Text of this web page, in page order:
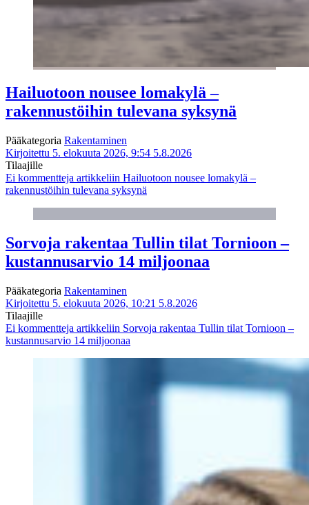
Hailuotoon nousee lomakylä –
rakennustöihin tulevana syksynä
Pääkategoria Rakentaminen
Kirjoitettu 5. elokuuta 2026, 9:54 5.8.2026
Tilaajille
Ei kommentteja artikkeliin Hailuotoon nousee lomakylä –
rakennustöihin tulevana syksynä
Sorvoja rakentaa Tullin tilat Tornioon –
kustannusarvio 14 miljoonaa
Pääkategoria Rakentaminen
Kirjoitettu 5. elokuuta 2026, 10:21 5.8.2026
Tilaajille
Ei kommentteja artikkeliin Sorvoja rakentaa Tullin tilat Tornioon –
kustannusarvio 14 miljoonaa